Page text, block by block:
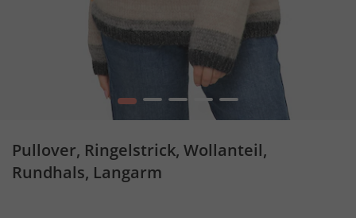
1 2 3 5
Pullover, Ringelstrick, Wollanteil,
Rundhals, Langarm